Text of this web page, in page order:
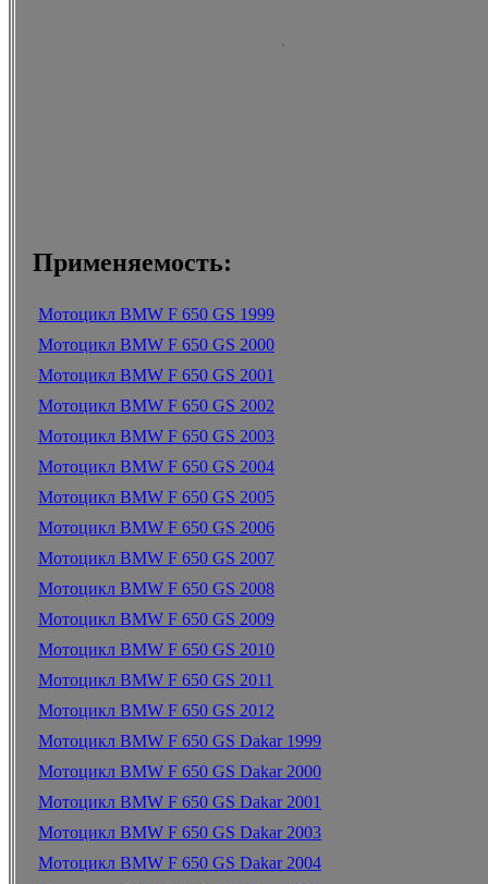
Применяемость:
Мотоцикл BMW F 650 GS 1999
Мотоцикл BMW F 650 GS 2000
Мотоцикл BMW F 650 GS 2001
Мотоцикл BMW F 650 GS 2002
Мотоцикл BMW F 650 GS 2003
Мотоцикл BMW F 650 GS 2004
Мотоцикл BMW F 650 GS 2005
Мотоцикл BMW F 650 GS 2006
Мотоцикл BMW F 650 GS 2007
Мотоцикл BMW F 650 GS 2008
Мотоцикл BMW F 650 GS 2009
Мотоцикл BMW F 650 GS 2010
Мотоцикл BMW F 650 GS 2011
Мотоцикл BMW F 650 GS 2012
Мотоцикл BMW F 650 GS Dakar 1999
Мотоцикл BMW F 650 GS Dakar 2000
Мотоцикл BMW F 650 GS Dakar 2001
Мотоцикл BMW F 650 GS Dakar 2003
Мотоцикл BMW F 650 GS Dakar 2004